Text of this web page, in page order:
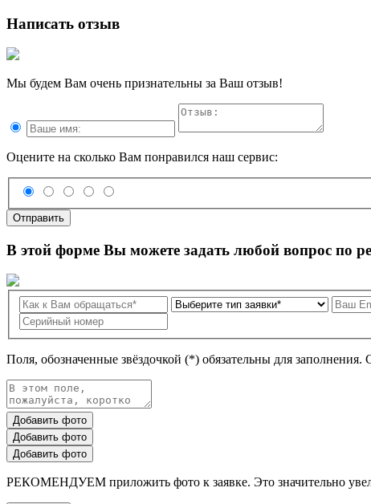
Написать отзыв
Мы будем Вам очень признательны за Ваш отзыв!
Оцените на сколько Вам понравился наш сервис:
Отправить
В этой форме Вы можете задать любой вопрос по
Поля, обозначенные звёздочкой (*) обязательны для
Добавить фото
Добавить фото
Добавить фото
РЕКОМЕНДУЕМ приложить фото к заявке. Это значительно